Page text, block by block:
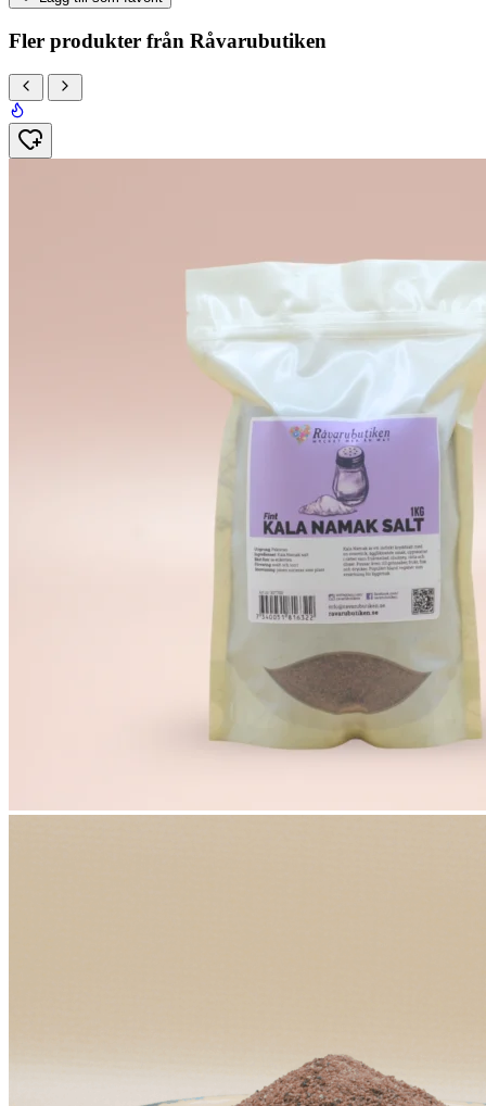
Fler produkter från Råvarubutiken